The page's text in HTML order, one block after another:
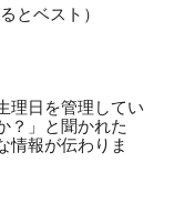
とベスト）
理日を管理してい
？」と聞かれた
情報が伝わりま